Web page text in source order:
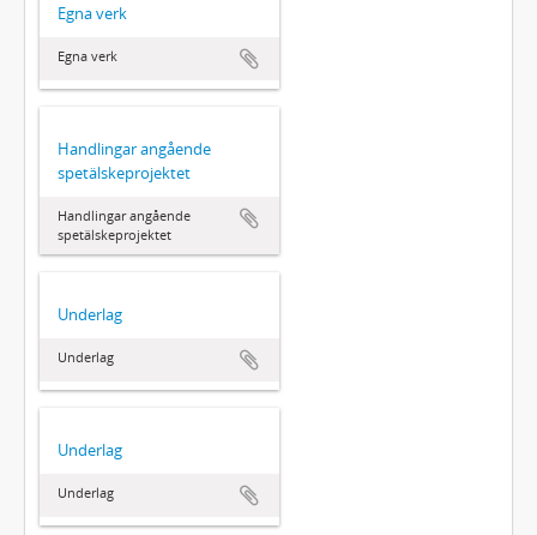
Egna verk
Egna verk
Handlingar angående
spetälskeprojektet
Handlingar angående
spetälskeprojektet
Underlag
Underlag
Underlag
Underlag